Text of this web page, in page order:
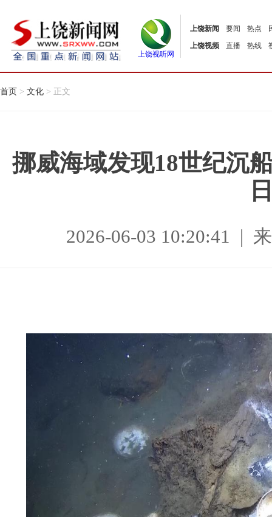
上饶视听网
上饶新闻 要闻 热点
上饶视频
直播 热线
首页 > 文化 > 正文
挪威海域发现18世纪沉
2026-06-03 10:20:41 |